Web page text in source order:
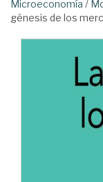
Microeconomía /
génesis de los